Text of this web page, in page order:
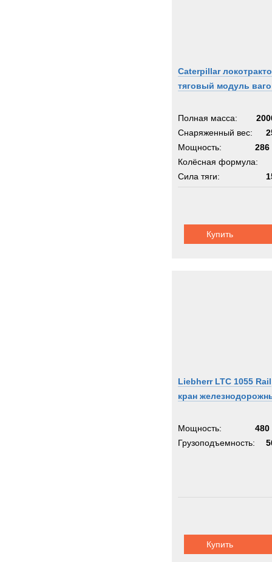
Caterpillar
тяговый модуль
Полная масса:
Снаряженный вес:
Мощность:
286
Колёсная формула:
Сила тяги:
Купить
Liebherr LTC 1055 Rail
кран
Мощность:
480
Грузоподъемность:
Купить